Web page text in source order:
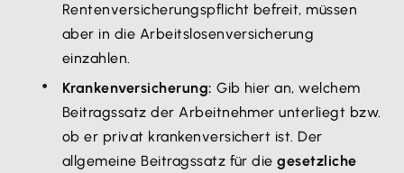
Rentenversicherungspflicht befreit, müssen
aber in die Arbeitslosenversicherung
einzahlen.
Krankenversicherung: Gib hier an, welchem
Beitragssatz der Arbeitnehmer unterliegt bzw.
ob er privat krankenversichert ist. Der
allgemeine Beitragssatz für diegesetzliche